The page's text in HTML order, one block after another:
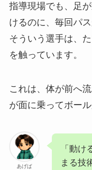
指導現場でも、足
けるのに、毎回パ
そういう選手は、
を触っています。
これは、体が前へ
が面に乗ってボー
あげば
「動
まる技